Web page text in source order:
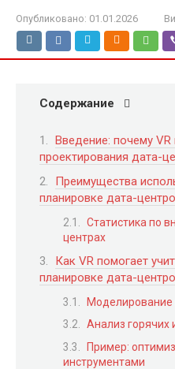
Опубликовано: 01.01.2026
Содержание
Введение: почему
проектирования дата-
Преимущества
планировке дата-
Статистика по
центрах
Как VR помогает
планировке дата-
Моделирование
Анализ горячих
Пример:
инструментами